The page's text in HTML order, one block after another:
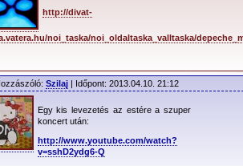
http://divat-
noi_taska/noi_oldaltaska_valltaska/
Szilaj | Időpont: 2013.04.10. 21:12
Egy kis levezetés az estére a szuper
koncert után:
http://www.youtube.com/watch?
v=sshD2ydg6-Q